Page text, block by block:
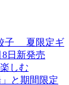
子 夏限定ギ
日新発売